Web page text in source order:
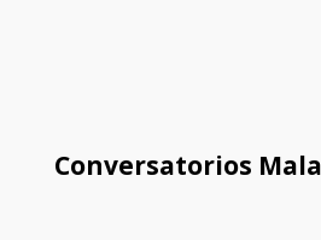
Conversatorios